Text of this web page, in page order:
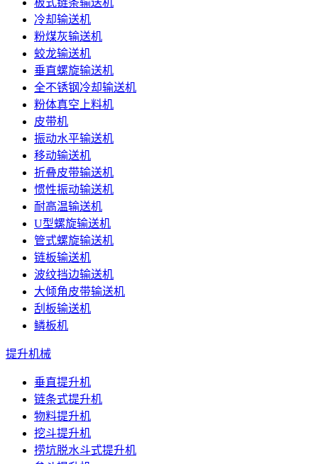
冷却输送机
粉煤灰输送机
蛟龙输送机
垂直螺旋输送机
全不锈钢冷却输送机
粉体真空上料机
皮带机
振动水平输送机
移动输送机
折叠皮带输送机
惯性振动输送机
耐高温输送机
U型螺旋输送机
管式螺旋输送机
链板输送机
波纹挡边输送机
大倾角皮带输送机
刮板输送机
鳞板机
提升机械
垂直提升机
链条式提升机
物料提升机
挖斗提升机
捞坑脱水斗式提升机